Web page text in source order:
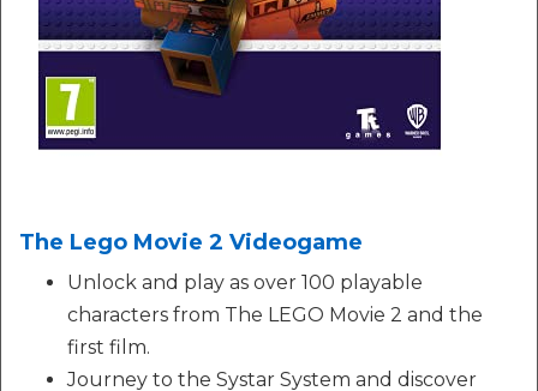
The Lego Movie 2 Videogame
Unlock and play as over 100 playable
characters from The LEGO Movie 2 and the
first film.
Journey to the Systar System and discover